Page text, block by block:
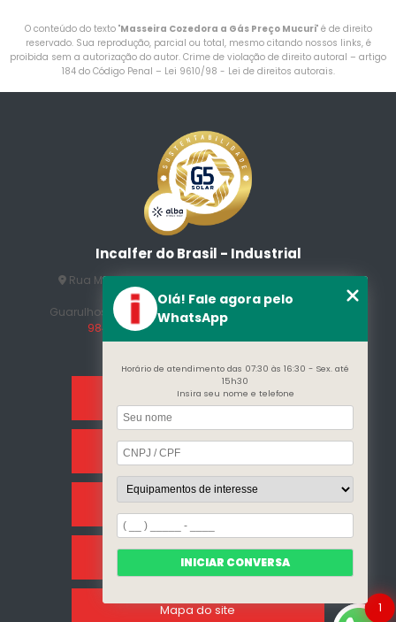
O conteúdo do texto "Masseira Cozedora a Gás Preço Mucuri" é de direito
reservado. Sua reprodução, parcial ou total, mesmo citando nossos links, é
proibida sem a autorização do autor. Crime de violação de direito autoral – artigo
184 do Código Penal – Lei 9610/98 - Lei de direitos autorais.
Incalfer do Brasil - Industrial
Rua Manuel Jesus Fernandes , 172 - Jardim Santo
Afonso
Guarulhos - SP - CEP: 07215-230
(11) 3296-7700
98409-5498
contato@incalfer.com.br
Home
Sobre Nós
Categorias
Clientes
Mapa do site 1
Olá! Fale agora pelo
WhatsApp
Horário de atendimento das 07:30 às 16:30 - Sex. até
15h30
Insira seu nome e telefone
INICIAR CONVERSA